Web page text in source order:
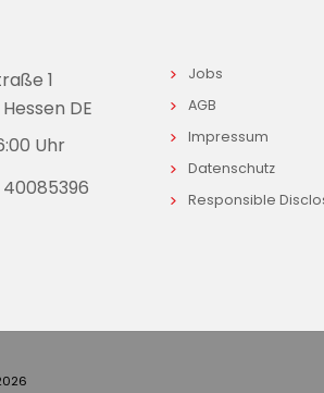
1
DE
Uhr
Jobs
AGB
Impressum
Datenschutz
Responsible